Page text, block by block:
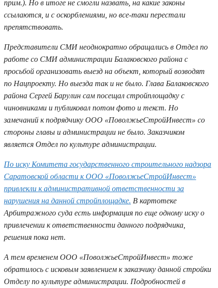
прим.). Но в итоге не смогли назвать, на какие законы
ссылаются, и с оскорблениями, но все-таки перестали
препятствовать.
Представители СМИ неоднократно обращались в Отдел по
работе со СМИ администрации Балаковского района с
просьбой организовать выезд на объект, который возводят
по Нацпроекту. Но выезда так и не было. Глава Балаковского
района Сергей Барулин сам посещал стройплощадку с
чиновниками и публиковал потом фото и текст. Но
замечаний к подрядчику ООО «ПоволжьеСтройИнвест» со
стороны главы и администрации не было. Заказчиком
является Отдел по культуре администрации.
По иску Комитета государственного строительного надзора
Саратовской области к ООО «ПоволжьеСтройИнвест»
привлекли к административной ответственности за
нарушения на данной стройплощадке. В картотеке
Арбитражного суда есть информация по еще одному иску о
привлечении к ответственности данного подрядчика,
решения пока нет.
А тем временем ООО «ПоволжьеСтройИнвест» тоже
обратилось с исковым заявлением к заказчику данной стройки
Отделу по культуре администрации. Подробностей в